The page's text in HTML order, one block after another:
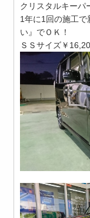
クリスタルキーパ
1年に1回の施工
い』でＯＫ！
ＳＳサイズ￥